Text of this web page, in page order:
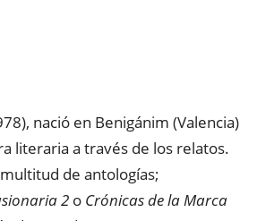
nació en Benigánim (Valencia)
literaria a través de los relatos.
de antologías;
2 o Crónicas de la Marca